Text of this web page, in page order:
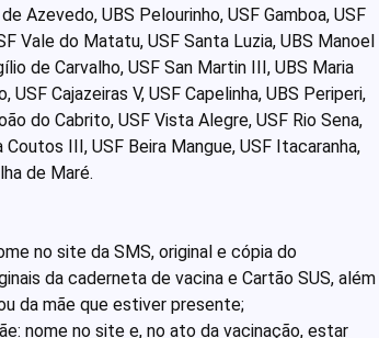
Azevedo, UBS Pelourinho, USF Gamboa, USF
Vale do Matatu, USF Santa Luzia, UBS Manoel
de Carvalho, USF San Martin III, UBS Maria
Cajazeiras V, USF Capelinha, UBS Periperi,
do Cabrito, USF Vista Alegre, USF Rio Sena,
III, USF Beira Mangue, USF Itacaranha,
de Maré.
no site da SMS, original e cópia do
da caderneta de vacina e Cartão SUS, além
da mãe que estiver presente;
nome no site e, no ato da vacinação, estar